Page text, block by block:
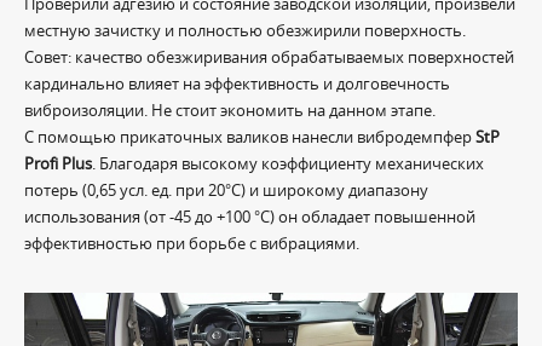
местную зачистку и полностью обезжирили поверхность.
Совет: качество обезжиривания обрабатываемых поверхностей
кардинально влияет на эффективность и долговечность
виброизоляции. Не стоит экономить на данном этапе.
С помощью прикаточных валиков нанесли вибродемпферStP
Profi Plus. Благодаря высокому коэффициенту механических
потерь (0,65 усл. ед. при 20°С) и широкому диапазону
использования (от -45 до +100 °С) он обладает повышенной
эффективностью при борьбе с вибрациями.